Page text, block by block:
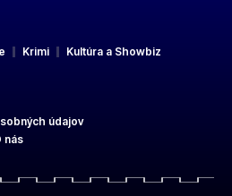
Krimi
Kultúra a Showbiz
údajov
nás